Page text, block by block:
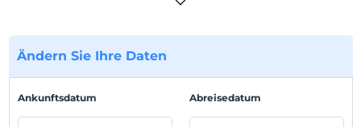
Sapanca'nın eşsiz doğasında, unutulmaz bir konaklama
toplamda 5300m² alan içerisine kurulmuştur. Tesisin
ortak alanlarında bulunan geniş bahçede ( 2.800m²)
çocuk oyuncakları, trambolin, salıncaklar , oturma
grupları ve açık hava sinema alanı yer almaktadır. Tesis
Ändern Sie Ihre Daten
Ankunftsdatum Abreisedatum